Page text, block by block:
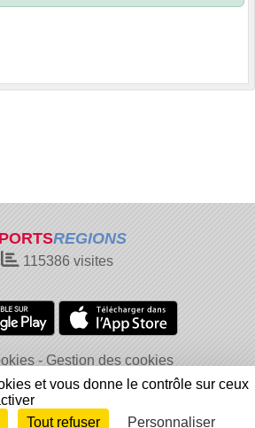
REGIONS
115386 visites
Gestion des cookies
Signaler un contenu inapproprié
Connexion
et vous donne le contrôle sur ceux
Tout refuser Personnaliser